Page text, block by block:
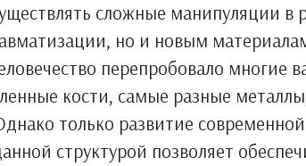
сложные манипуляции в
но и новым
перепробовало многие
кости, самые разные
только развитие
структурой позволяет